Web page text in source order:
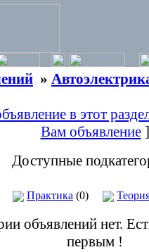
»
в этот
Вам объявление]
Доступные
Практика (0)
объявлений нет.
первым !